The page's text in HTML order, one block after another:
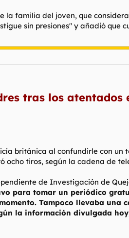
familia del joven, que
sin presiones" y añadió que
tras los atentados
británica al confundirle con
ocho tiros, según la cadena de
de Investigación de
para tomar un periódico
Tampoco llevaba una
la información divulgada